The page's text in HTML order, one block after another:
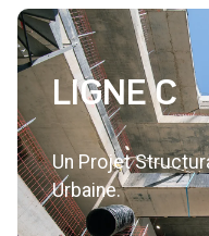
LIGNE C
Un Projet
Urbaine.